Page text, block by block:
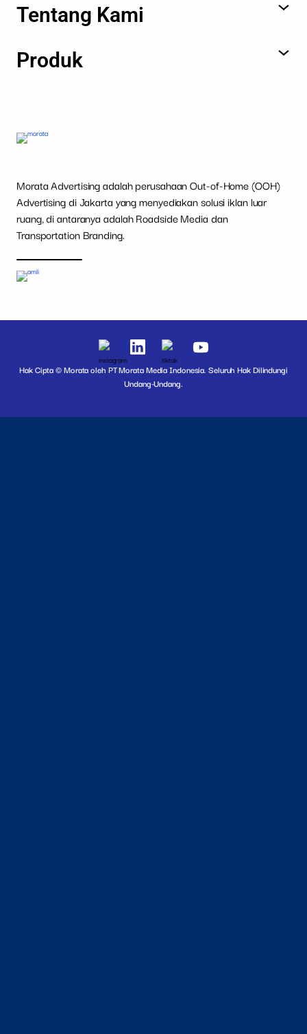
Tentang Kami
Produk
Morata Advertising adalah perusahaan Out-of-Home (OOH)
Advertising di Jakarta yang menyediakan solusi iklan luar
ruang, di antaranya adalah Roadside Media dan
Transportation Branding.
Hak Cipta © Morata oleh PT Morata Media Indonesia. Seluruh Hak Dilindungi
Undang-Undang.